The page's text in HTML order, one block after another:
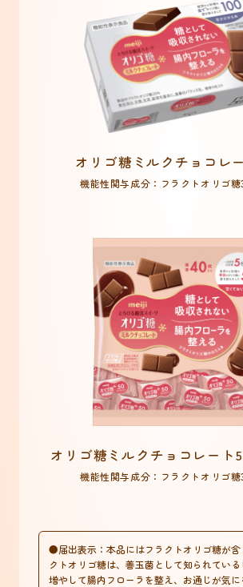
オリゴ糖ミルクチョコレ
機能性関与成分：フラクトオリゴ
オリゴ糖ミルクチョコレート
機能性関与成分：フラクトオリゴ
●届出表示：本品にはフラクトオリゴ糖が含
クトオリゴ糖は、善玉菌として知られてい
増やして腸内フローラを整え、お通じが気